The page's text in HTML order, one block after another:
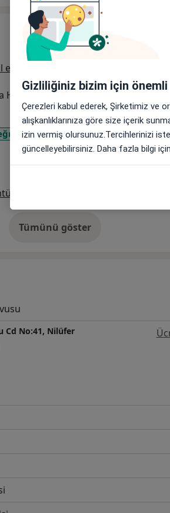
edilen sigortalar
Hastanesi'nde sağlık hizmeti
Sinüzit Horlama
(1)
Tümünü gösterdeneyim hakkında
Cd No:41, Nilüfer
Gizliliğiniz bizim için önemli
Çerezleri kabul ederek, Şirketimiz ve
alışkanlıklarınıza göre size içerik
izin vermiş olursunuz.Tercihlerinizi
güncelleyebilirsiniz. Daha fazla bilgi